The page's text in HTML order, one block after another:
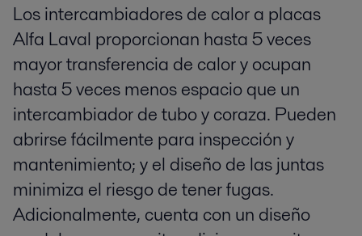
Los intercambiadores de calor a placas
Alfa Laval proporcionan hasta 5 veces
mayor transferencia de calor y ocupan
hasta 5 veces menos espacio que un
intercambiador de tubo y coraza. Pueden
abrirse fácilmente para inspección y
mantenimiento; y el diseño de las juntas
minimiza el riesgo de tener fugas.
Adicionalmente, cuenta con un diseño